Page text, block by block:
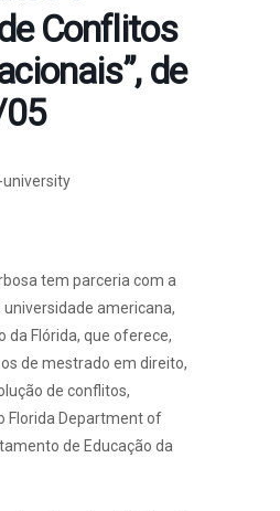
Conflitos
de
tem parceria com a
americana,
da Flórida, que oferece,
de mestrado em direito,
de conflitos,
Florida Department of
de Educação da